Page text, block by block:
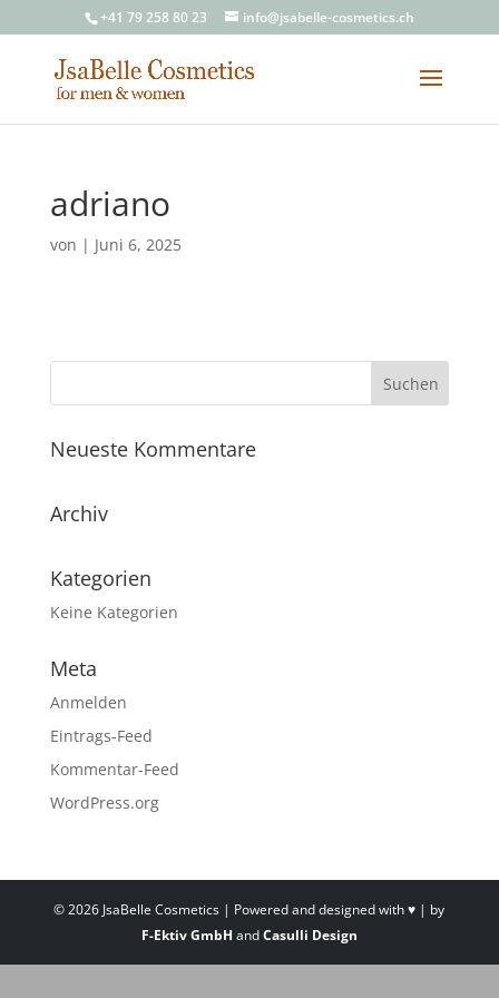
+41 79 258 80 23 info@jsabelle-cosmetics.ch
adriano
von | Juni 6, 2025
Neueste Kommentare
Archiv
Kategorien
Keine Kategorien
Meta
Anmelden
Eintrags-Feed
Kommentar-Feed
WordPress.org
©2026 JsaBelle Cosmetics | Powered and designed with ♥ | by
F-Ektiv GmbH andCasulli Design